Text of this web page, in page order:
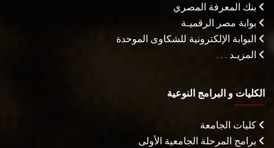
بنك المعرفة المصري
بوابة مصر الرقميـة
البوابة الإلكترونية للشكاوى الموحدة
المزيـد . . .
الكليات و البرامج النوعية
كليات الجامعة
برامج المرحلة الجامعية الأولى